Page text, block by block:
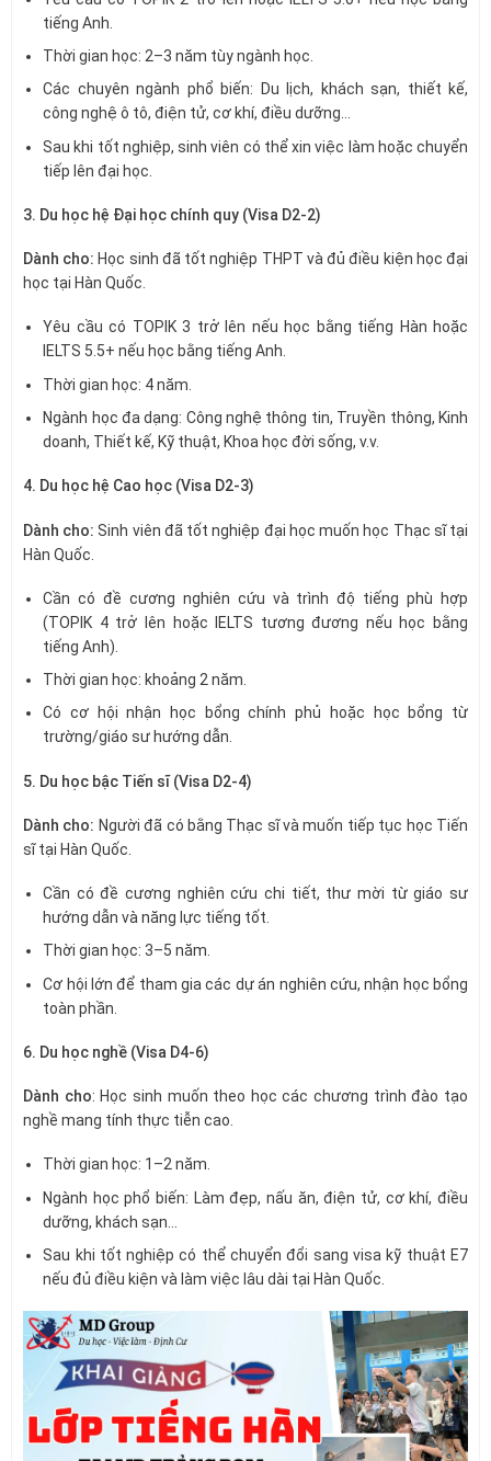
tiếng Anh.
Thời gian học: 2–3 năm tùy ngành học.
Các chuyên ngành phổ biến: Du lịch, khách sạn, thiết kế,
công nghệ ô tô, điện tử, cơ khí, điều dưỡng…
Sau khi tốt nghiệp, sinh viên có thể xin việc làm hoặc chuyển
tiếp lên đại học.
3. Du học hệ Đại học chính quy (Visa D2-2)
Dành cho: Học sinh đã tốt nghiệp THPT và đủ điều kiện học đại
học tại Hàn Quốc.
Yêu cầu có TOPIK 3 trở lên nếu học bằng tiếng Hàn hoặc
IELTS 5.5+ nếu học bằng tiếng Anh.
Thời gian học: 4 năm.
Ngành học đa dạng: Công nghệ thông tin, Truyền thông, Kinh
doanh, Thiết kế, Kỹ thuật, Khoa học đời sống, v.v.
4. Du học hệ Cao học (Visa D2-3)
Dành cho: Sinh viên đã tốt nghiệp đại học muốn học Thạc sĩ tại
Hàn Quốc.
Cần có đề cương nghiên cứu và trình độ tiếng phù hợp
(TOPIK 4 trở lên hoặc IELTS tương đương nếu học bằng
tiếng Anh).
Thời gian học: khoảng 2 năm.
Có cơ hội nhận học bổng chính phủ hoặc học bổng từ
trường/giáo sư hướng dẫn.
5. Du học bậc Tiến sĩ (Visa D2-4)
Dành cho: Người đã có bằng Thạc sĩ và muốn tiếp tục học Tiến
sĩ tại Hàn Quốc.
Cần có đề cương nghiên cứu chi tiết, thư mời từ giáo sư
hướng dẫn và năng lực tiếng tốt.
Thời gian học: 3–5 năm.
Cơ hội lớn để tham gia các dự án nghiên cứu, nhận học bổng
toàn phần.
6. Du học nghề (Visa D4-6)
Dành cho: Học sinh muốn theo học các chương trình đào tạo
nghề mang tính thực tiễn cao.
Thời gian học: 1–2 năm.
Ngành học phổ biến: Làm đẹp, nấu ăn, điện tử, cơ khí, điều
dưỡng, khách sạn…
Sau khi tốt nghiệp có thể chuyển đổi sang visa kỹ thuật E7
nếu đủ điều kiện và làm việc lâu dài tại Hàn Quốc.